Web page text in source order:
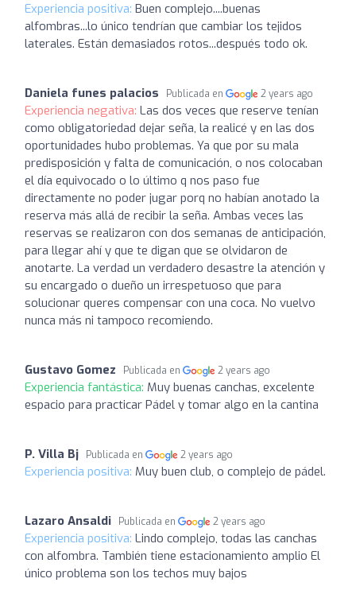
Experiencia positiva: Buen complejo....buenas
alfombras...lo único tendrían que cambiar los tejidos
laterales. Están demasiados rotos...después todo ok.
Daniela funes palacios Publicada en 2 years ago
Experiencia negativa: Las dos veces que reserve tenían
como obligatoriedad dejar seña, la realicé y en las dos
oportunidades hubo problemas. Ya que por su mala
predisposición y falta de comunicación, o nos colocaban
el día equivocado o lo último q nos paso fue
directamente no poder jugar porq no habían anotado la
reserva más allá de recibir la seña. Ambas veces las
reservas se realizaron con dos semanas de anticipación,
para llegar ahí y que te digan que se olvidaron de
anotarte. La verdad un verdadero desastre la atención y
su encargado o dueño un irrespetuoso que para
solucionar queres compensar con una coca. No vuelvo
nunca más ni tampoco recomiendo.
Gustavo Gomez Publicada en 2 years ago
Experiencia fantástica: Muy buenas canchas, excelente
espacio para practicar Pádel y tomar algo en la cantina
P. Villa Bj Publicada en 2 years ago
Experiencia positiva: Muy buen club, o complejo de pádel.
Lazaro Ansaldi Publicada en 2 years ago
Experiencia positiva: Lindo complejo, todas las canchas
con alfombra. También tiene estacionamiento amplio El
único problema son los techos muy bajos